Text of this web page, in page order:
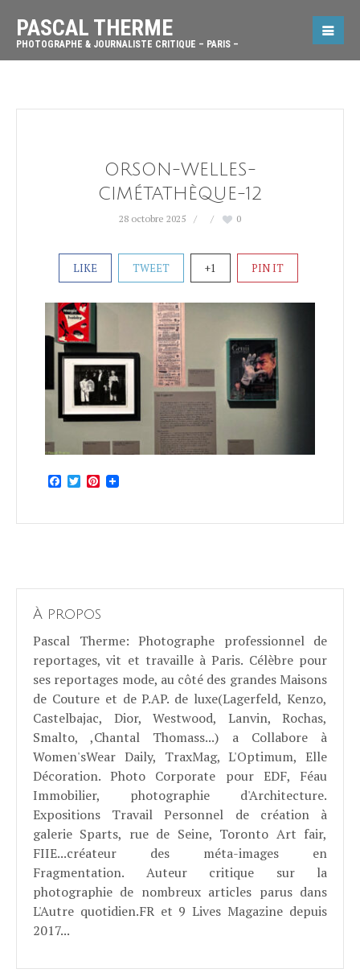
PASCAL THERME
PHOTOGRAPHE & JOURNALISTE CRITIQUE – PARIS –
ORSON-WELLES-
CIMÉTATHÈQUE-12
28 octobre 2025 0
LIKE TWEET +1 PIN IT
Facebook
TwitterPinterest
À propos
Pascal Therme: Photographe professionnel de
reportages, vit et travaille à Paris. Célèbre pour
ses reportages mode, au côté des grandes Maisons
de Couture et de P.AP. de luxe(Lagerfeld, Kenzo,
Castelbajac, Dior, Westwood, Lanvin, Rochas,
Smalto, ,Chantal Thomass...) a Collabore à
Women'sWear Daily, TraxMag, L'Optimum, Elle
Décoration. Photo Corporate pour EDF, Féau
Immobilier, photographie d'Architecture.
Expositions Travail Personnel de création à
galerie Sparts, rue de Seine, Toronto Art fair,
FIIE...créateur des méta-images en
Fragmentation. Auteur critique sur la
photographie de nombreux articles parus dans
L'Autre quotidien.FR et 9 Lives Magazine depuis
2017...